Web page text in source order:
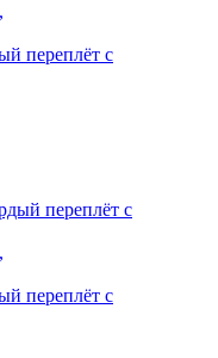
переплёт с
переплёт с